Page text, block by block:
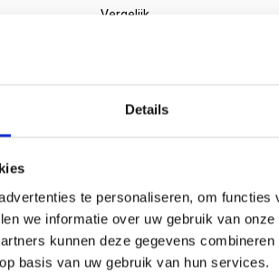
Details
te personaliseren, om functies
we informatie over uw gebruik van
kunnen deze gegevens
basis van uw gebruik van hun services.
Vergelijk
A0+ bouwtekening
A0+ bouwtekening in kleur
Vergelijk
A0 bouwtekening (118,9